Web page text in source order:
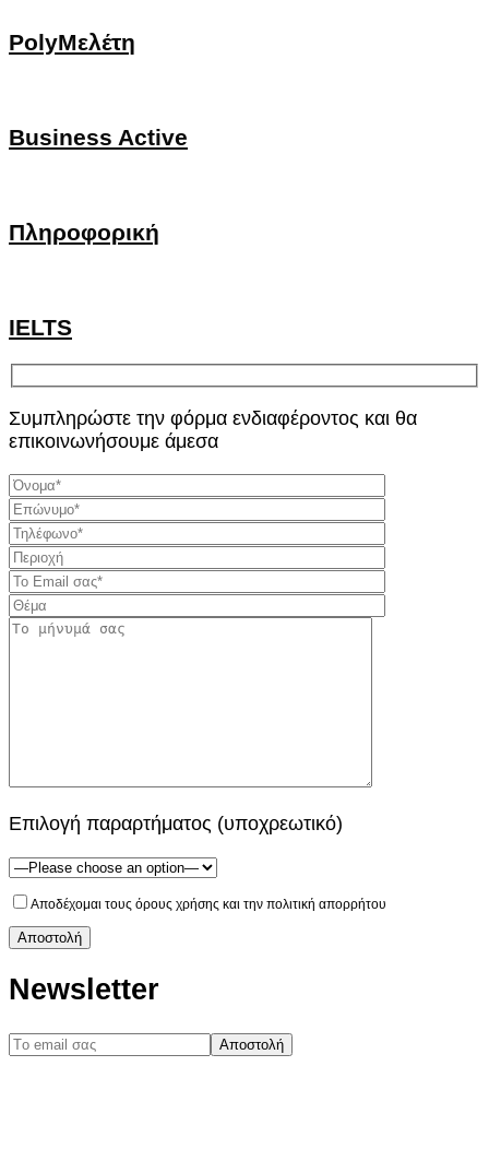
PolyΜελέτη
Business Active
Πληροφορική
IELTS
Συμπληρώστε την φόρμα ενδιαφέροντος και θα
επικοινωνήσουμε άμεσα
Επιλογή παραρτήματος (υποχρεωτικό)
Αποδέχομαι τους όρους χρήσης και την πολιτική απορρήτου
Newsletter